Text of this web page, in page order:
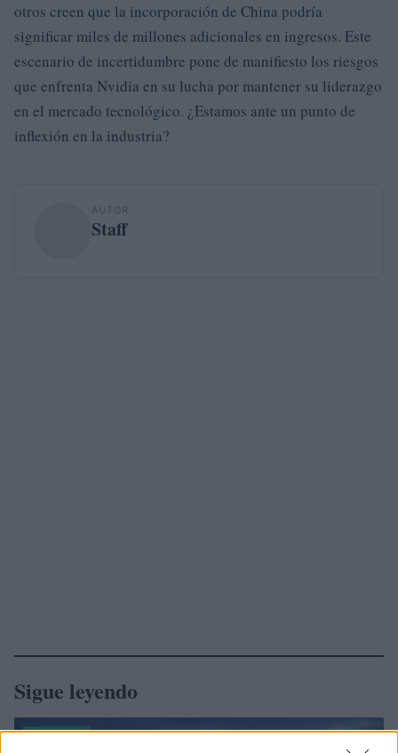
otros creen que la incorporación de China podría
significar miles de millones adicionales en ingresos. Este
escenario de incertidumbre pone de manifiesto los riesgos
que enfrenta Nvidia en su lucha por mantener su liderazgo
en el mercado tecnológico. ¿Estamos ante un punto de
inflexión en la industria?
AUTOR
Staff
Sigue leyendo
FINANZAS